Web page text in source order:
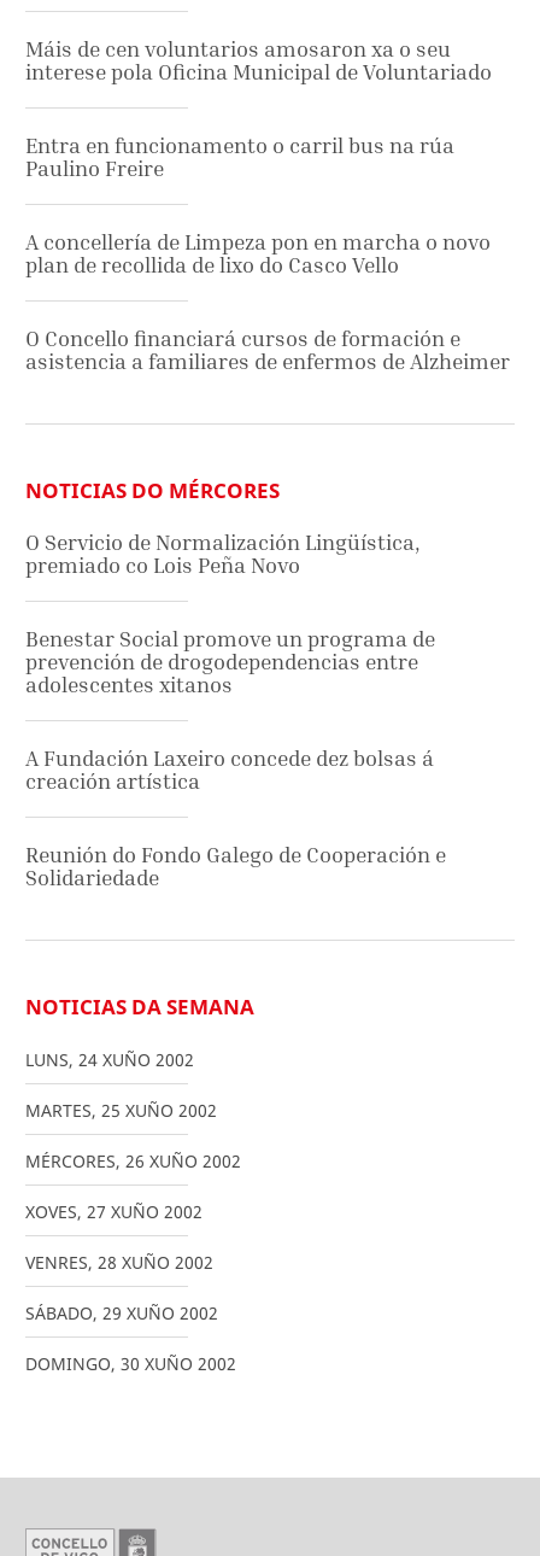
Máis de cen voluntarios amosaron xa o seu
interese pola Oficina Municipal de Voluntariado
Entra en funcionamento o carril bus na rúa
Paulino Freire
A concellería de Limpeza pon en marcha o novo
plan de recollida de lixo do Casco Vello
O Concello financiará cursos de formación e
asistencia a familiares de enfermos de Alzheimer
NOTICIAS DO MÉRCORES
O Servicio de Normalización Lingüística,
premiado co Lois Peña Novo
Benestar Social promove un programa de
prevención de drogodependencias entre
adolescentes xitanos
A Fundación Laxeiro concede dez bolsas á
creación artística
Reunión do Fondo Galego de Cooperación e
Solidariedade
NOTICIAS DA SEMANA
LUNS, 24 XUÑO 2002
MARTES, 25 XUÑO 2002
MÉRCORES, 26 XUÑO 2002
XOVES, 27 XUÑO 2002
VENRES, 28 XUÑO 2002
SÁBADO, 29 XUÑO 2002
DOMINGO, 30 XUÑO 2002